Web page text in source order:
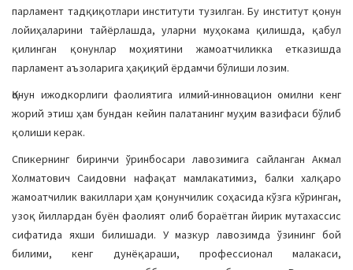
парламент тадқиқотлари институти тузилган. Бу институт қонун
лойиҳаларини тайёрлашда, уларни муҳокама қилишда, қабул
қилинган қонунлар моҳиятини жамоатчиликка етказишда
парламент аъзоларига ҳақиқий ёрдамчи бўлиши лозим.
Қонун ижодкорлиги фаолиятига илмий-инновацион омилни кенг
жорий этиш ҳам бундан кейин палатанинг муҳим вазифаси бўлиб
қолиши керак.
Спикернинг биринчи ўринбосари лавозимига сайланган Акмал
Холматович Саидовни нафақат мамлакатимиз, балки халқаро
жамоатчилик вакиллари ҳам қонунчилик соҳасида кўзга кўринган,
узоқ йиллардан буён фаолият олиб бораётган йирик мутахассис
сифатида яхши билишади. У мазкур лавозимда ўзининг бой
билими, кенг дунёқараши, профессионал малакаси,